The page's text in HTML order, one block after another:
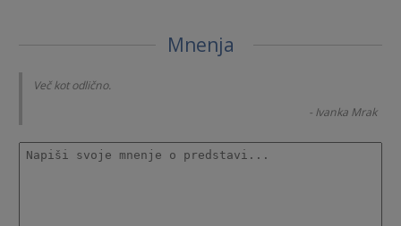
Mnenja
Več kot odlično.
- Ivanka Mrak